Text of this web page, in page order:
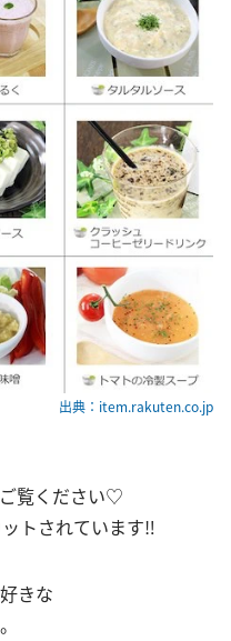
出典：item.rakuten.co.jp
覧ください♡
トされています‼︎
きな